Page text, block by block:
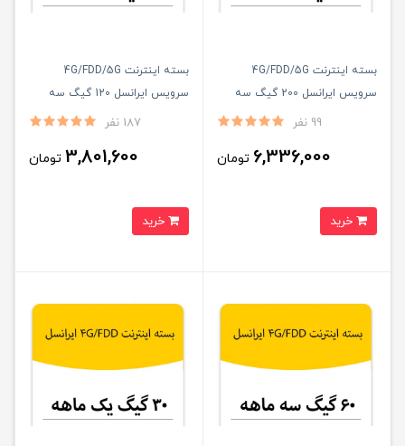
بسته اینترنت 4G/FDD/5G
سرویس ایرانسل 200 گیگ سه
99 نفر
6,336,000 تومان
بسته اینترنت 4G/FDD/5G
سرویس ایرانسل 120 گیگ سه
187 نفر
3,801,600 تومان